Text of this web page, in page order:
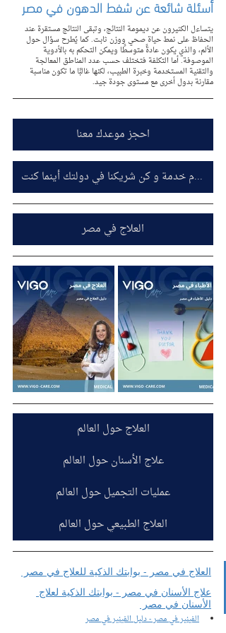
أسئلة شائعة عن شفط الدهون في مصر
يتساءل الكثيرون عن ديمومة النتائج، وتبقى النتائج مستقرة عند
الحفاظ على نمط حياة صحي ووزن ثابت. كما يُطرح سؤال حول
الألم، والذي يكون عادةً متوسطًا ويمكن التحكم به بالأدوية
الموصوفة. أما التكلفة فتختلف حسب عدد المناطق المعالجة
والتقنية المستخدمة وخبرة الطبيب، لكنها غالبًا ما تكون مناسبة
مقارنة بدول أخرى مع مستوى جودة جيد.
احجز موعدك معنا
اشترك معنا كمقدم خدمة و كن شريكنا في دولتك أينما كنت
العلاج في مصر
العلاج حول العالم
علاج الأسنان حول العالم
عمليات التجميل حول العالم
العلاج الطبيعي حول العالم
العلاج في مصر - بوابتك الذكية للعلاج في مصر
علاج الأسنان في مصر - بوابتك الذكية لعلاج
الأسنان في مصر
الفينير في مصر - دليل الفينير في مصر